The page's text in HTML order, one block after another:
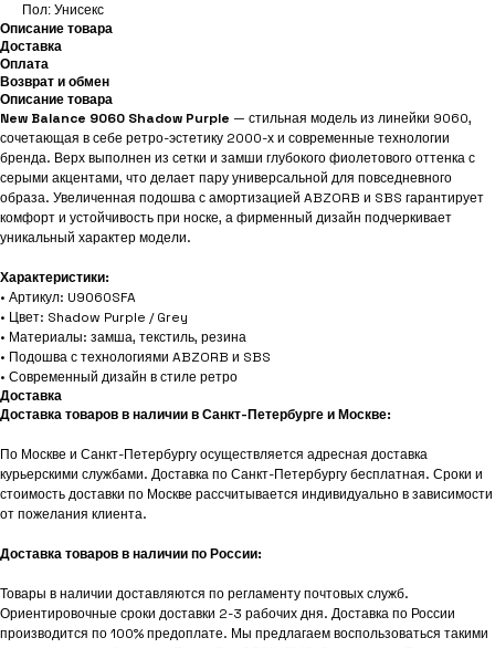
Пол: Унисекс
Описание товара
Доставка
Оплата
Возврат и обмен
Описание товара
New Balance 9060 Shadow Purple — стильная модель из линейки 9060,
сочетающая в себе ретро-эстетику 2000-х и современные технологии
бренда. Верх выполнен из сетки и замши глубокого фиолетового оттенка с
серыми акцентами, что делает пару универсальной для повседневного
образа. Увеличенная подошва с амортизацией ABZORB и SBS гарантирует
комфорт и устойчивость при носке, а фирменный дизайн подчеркивает
уникальный характер модели.
Характеристики:
• Артикул: U9060SFA
• Цвет: Shadow Purple / Grey
• Материалы: замша, текстиль, резина
• Подошва с технологиями ABZORB и SBS
• Современный дизайн в стиле ретро
Доставка
Доставка товаров в наличии в Санкт-Петербурге и Москве:
По Москве и Санкт-Петербургу осуществляется адресная доставка
курьерскими службами. Доставка по Санкт-Петербургу бесплатная. Сроки и
стоимость доставки по Москве рассчитывается индивидуально в зависимости
от пожелания клиента.
Доставка товаров в наличии по России:
Товары в наличии доставляются по регламенту почтовых служб.
Ориентировочные сроки доставки 2-3 рабочих дня. Доставка по России
производится по 100% предоплате. Мы предлагаем воспользоваться такими